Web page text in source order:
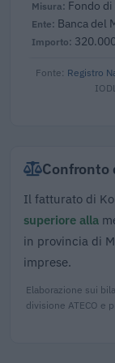
Fondo
Banca del
Fonte: Registro
Confronto
Il fatturato di
superiore alla
in provincia di
imprese.
Elaborazione sui
divisione ATECO e